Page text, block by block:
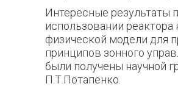
Интересные результаты
использовании реактора
физической модели для
принципов зонного
были получены научной
П.Т.Потапенко.